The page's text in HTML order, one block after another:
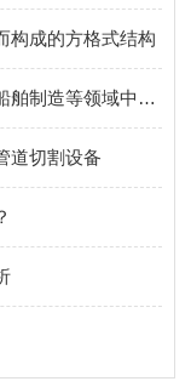
构成的方格式结构
滚床式相贯线切割机在钢结构加工和船舶制造等领域中发挥着重要作用
道切割设备